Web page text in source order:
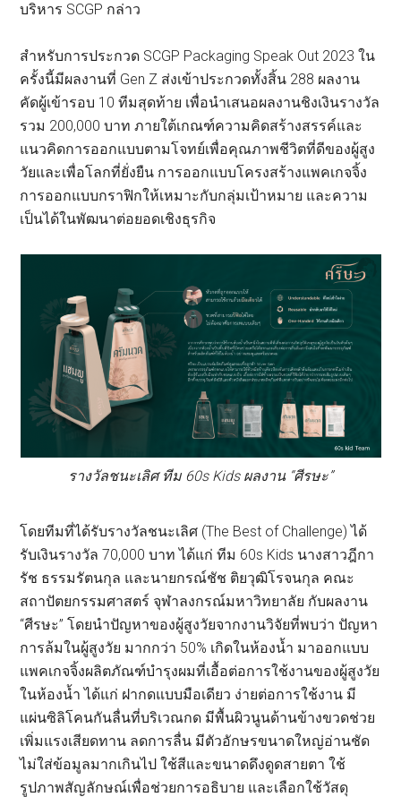
บริหาร SCGP กล่าว
สำหรับการประกวด SCGP Packaging Speak Out 2023 ใน
ครั้งนี้มีผลงานที่ Gen Z ส่งเข้าประกวดทั้งสิ้น 288 ผลงาน
คัดผู้เข้ารอบ 10 ทีมสุดท้าย เพื่อนำเสนอผลงานชิงเงินรางวัล
รวม 200,000 บาท ภายใต้เกณฑ์ความคิดสร้างสรรค์และ
แนวคิดการออกแบบตามโจทย์เพื่อคุณภาพชีวิตที่ดีของผู้สูง
วัยและเพื่อโลกที่ยั่งยืน การออกแบบโครงสร้างแพคเกจจิ้ง
การออกแบบกราฟิกให้เหมาะกับกลุ่มเป้าหมาย และความ
เป็นได้ในพัฒนาต่อยอดเชิงธุรกิจ
รางวัลชนะเลิศ ทีม 60s Kids ผลงาน “ศีรษะ”
โดยทีมที่ได้รับรางวัลชนะเลิศ (The Best of Challenge) ได้
รับเงินรางวัล 70,000 บาท ได้แก่ ทีม 60s Kids นางสาวฎีกา
รัช ธรรมรัตนกุล และนายกรณ์ชัช ติยวุฒิโรจนกุล คณะ
สถาปัตยกรรมศาสตร์ จุฬาลงกรณ์มหาวิทยาลัย กับผลงาน
“ศีรษะ” โดยนำปัญหาของผู้สูงวัยจากงานวิจัยที่พบว่า ปัญหา
การล้มในผู้สูงวัย มากกว่า 50% เกิดในห้องน้ำ มาออกแบบ
แพคเกจจิ้งผลิตภัณฑ์บำรุงผมที่เอื้อต่อการใช้งานของผู้สูงวัย
ในห้องน้ำ ได้แก่ ฝากดแบบมือเดียว ง่ายต่อการใช้งาน มี
แผ่นซิลิโคนกันลื่นที่บริเวณกด มีพื้นผิวนูนด้านข้างขวดช่วย
เพิ่มแรงเสียดทาน ลดการลื่น มีตัวอักษรขนาดใหญ่อ่านชัด
ไม่ใส่ข้อมูลมากเกินไป ใช้สีและขนาดดึงดูดสายตา ใช้
รูปภาพสัญลักษณ์เพื่อช่วยการอธิบาย และเลือกใช้วัสดุ